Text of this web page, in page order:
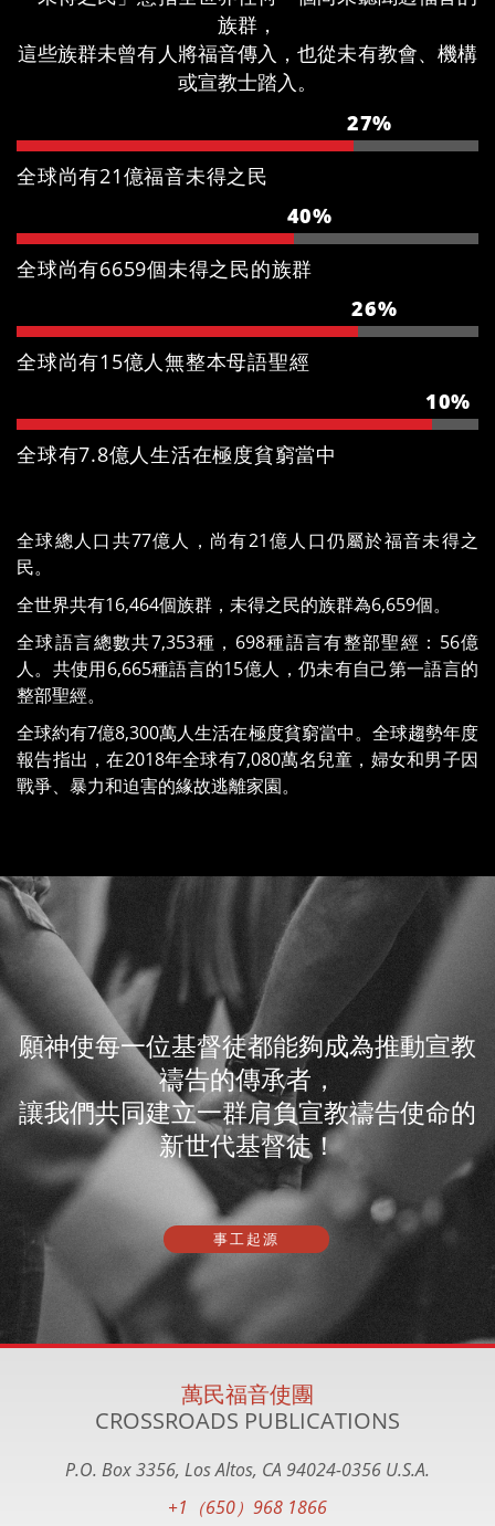
族群，
這些族群未曾有人將福音傳入，也從未有教會、機構
或宣教士踏入。
27%
全球尚有21億福音未得之民
40%
全球尚有6659個未得之民的族群
26%
全球尚有15億人無整本母語聖經
10%
全球有7.8億人生活在極度貧窮當中
全球總人口共77億人，尚有21億人口仍屬於福音未得之
民。
全世界共有16,464個族群，未得之民的族群為6,659個。
全球語言總數共7,353種，698種語言有整部聖經：56億
人。共使用6,665種語言的15億人，仍未有自己第一語言的
整部聖經。
全球約有7億8,300萬人生活在極度貧窮當中。全球趨勢年度
報告指出，在2018年全球有7,080萬名兒童，婦女和男子因
戰爭、暴力和迫害的緣故逃離家園。
願神使每一位基督徒都能夠成為推動宣教
禱告的傳承者，
讓我們共同建立一群肩負宣教禱告使命的
新世代基督徒！
事工起源
萬民福音使團
CROSSROADS PUBLICATIONS
P.O. Box 3356, Los Altos, CA 94024-0356 U.S.A.
+1（650）968 1866